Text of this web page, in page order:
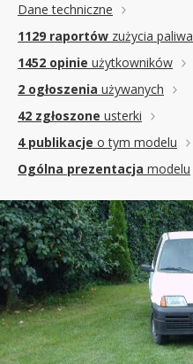
Dane techniczne
1129 raportów zużycia paliwa
1452 opinie użytkowników
2 ogłoszenia używanych
42 zgłoszone usterki
4 publikacje o tym modelu
Ogólna prezentacja modelu